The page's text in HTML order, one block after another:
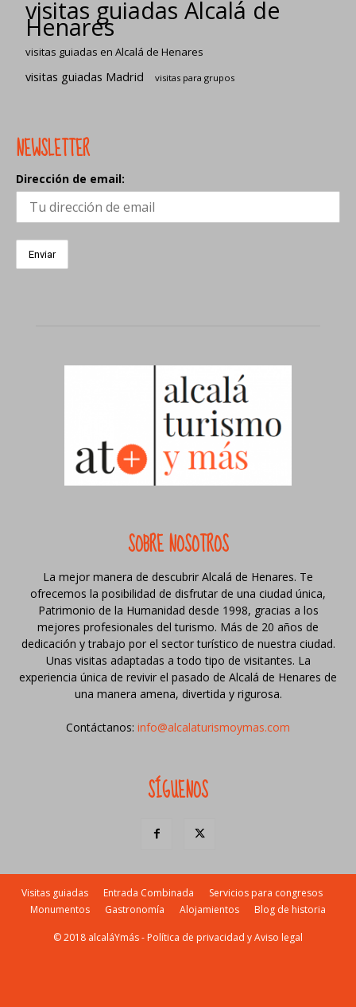
visitas guiadas Alcalá de
Henares
visitas guiadas en Alcalá de Henares
visitas guiadas Madrid visitas para grupos
NEWSLETTER
Dirección de email:
SOBRE NOSOTROS
La mejor manera de descubrir Alcalá de Henares. Te
ofrecemos la posibilidad de disfrutar de una ciudad única,
Patrimonio de la Humanidad desde 1998, gracias a los
mejores profesionales del turismo. Más de 20 años de
dedicación y trabajo por el sector turístico de nuestra ciudad.
Unas visitas adaptadas a todo tipo de visitantes. La
experiencia única de revivir el pasado de Alcalá de Henares de
una manera amena, divertida y rigurosa.
Contáctanos: info@alcalaturismoymas.com
SÍGUENOS
Visitas guiadas Entrada Combinada
Servicios para congresos
Monumentos
Gastronomía Alojamientos Blog de historia
© 2018 alcaláYmás - Política de privacidad y Aviso legal